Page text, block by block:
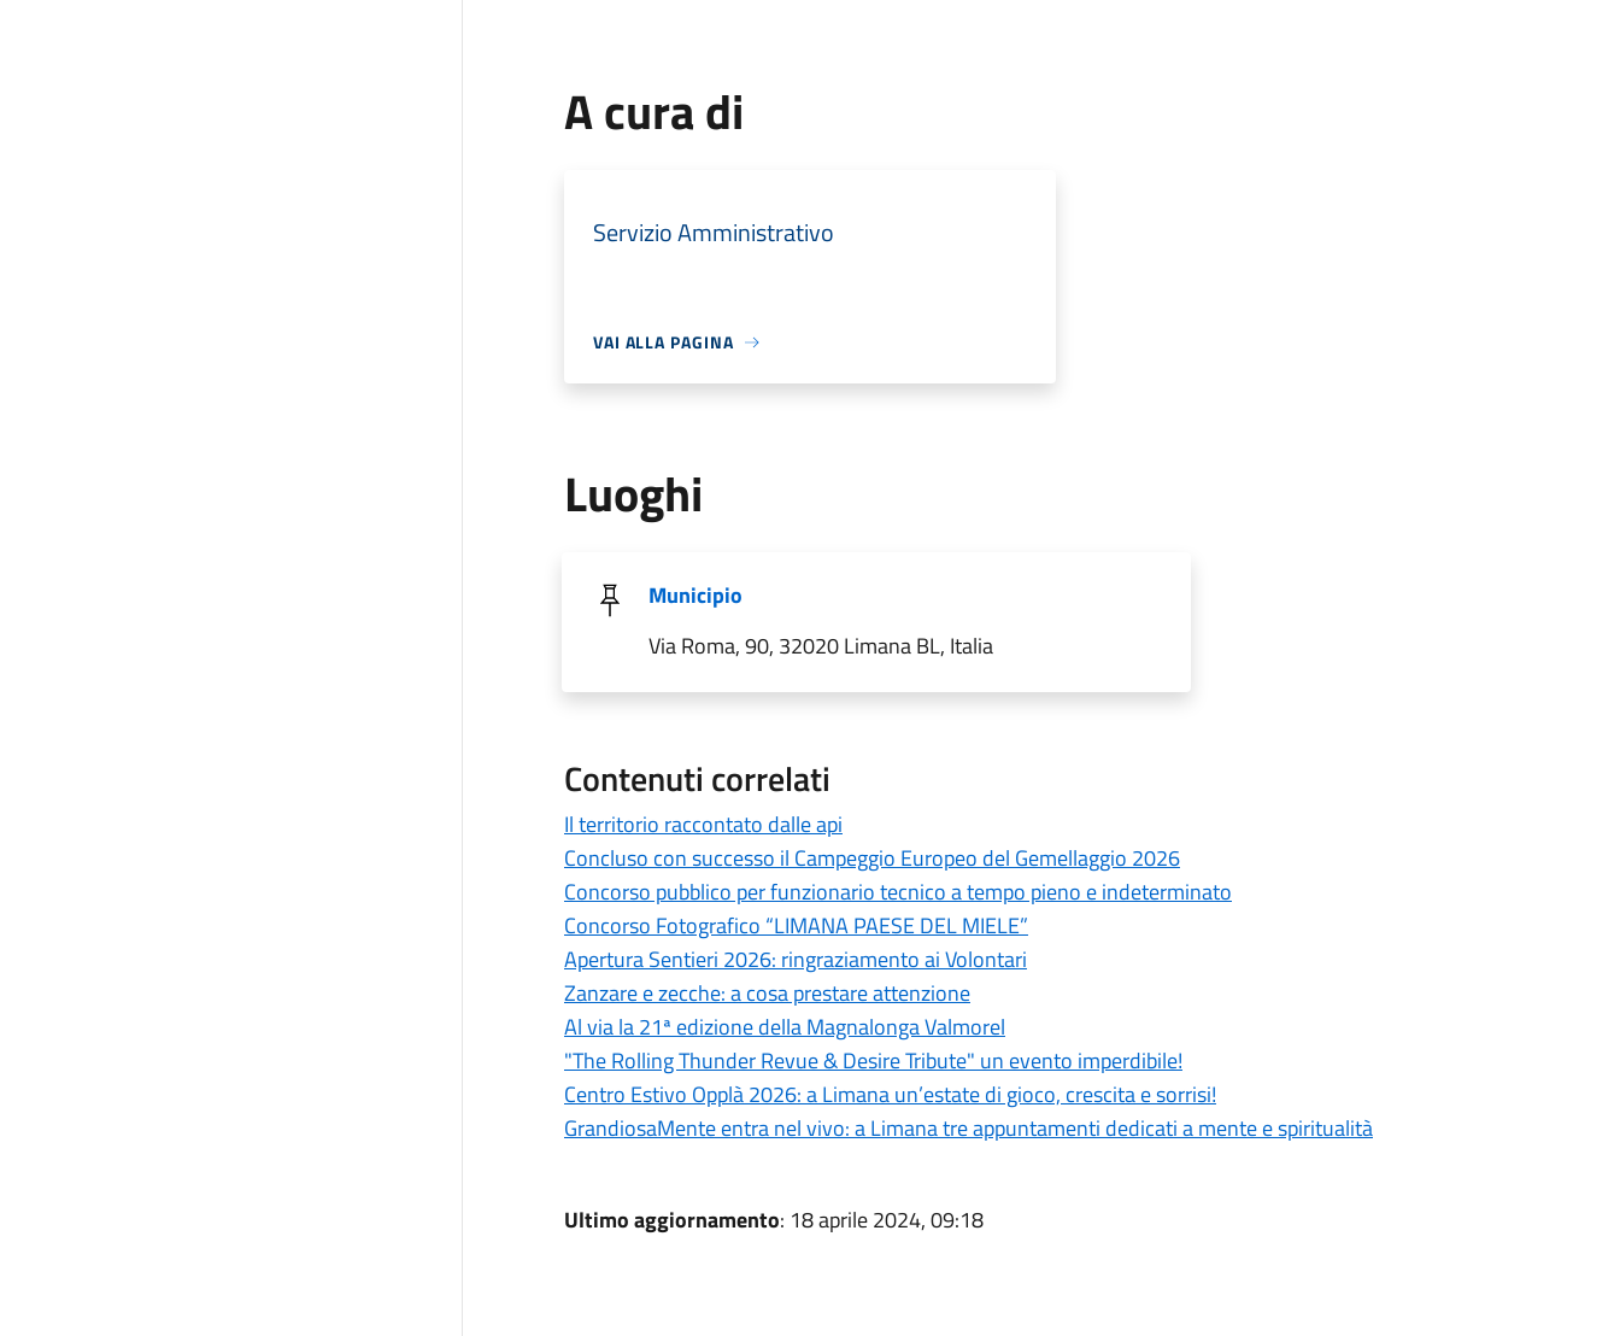
A cura di
Servizio Amministrativo
VAI ALLA PAGINA
Luoghi
Municipio
Via Roma, 90, 32020 Limana BL, Italia
Contenuti correlati
Il territorio raccontato dalle api
Concluso con successo il Campeggio Europeo del Gemellaggio 2026
Concorso pubblico per funzionario tecnico a tempo pieno e indeterminato
Concorso Fotografico “LIMANA PAESE DEL MIELE”
Apertura Sentieri 2026: ringraziamento ai Volontari
Zanzare e zecche: a cosa prestare attenzione
Al via la 21ª edizione della Magnalonga Valmorel
"The Rolling Thunder Revue & Desire Tribute" un evento imperdibile!
Centro Estivo Opplà 2026: a Limana un’estate di gioco, crescita e sorrisi!
GrandiosaMente entra nel vivo: a Limana tre appuntamenti dedicati a mente e spiritualità
Ultimo aggiornamento: 18 aprile 2024, 09:18